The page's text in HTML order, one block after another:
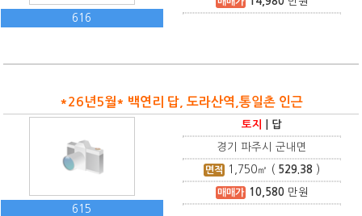
616
*26년5월* 백연리 답, 도라산역,통일촌 인근
615
토지 답
경기 파주시 군내면
면적 1,750㎡ ( 529.38 )
매매가 10,580만원